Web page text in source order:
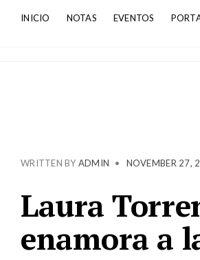
INICIO NOTAS EVENTOS
WRITTEN BY ADMIN • NOVEMBER 27,
Laura
enamora a